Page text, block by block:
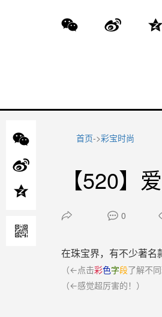
首页->彩宝时尚
【520】
0
在珠宝界，有不少著名
（←点击彩色字段了解不同
（←感觉超厉害的！）